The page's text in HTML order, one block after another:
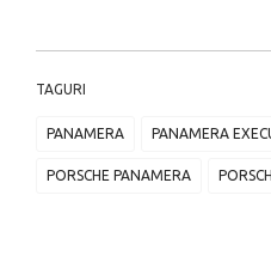
TAGURI
PANAMERA PANAMERA
PORSCHE PANAMERA